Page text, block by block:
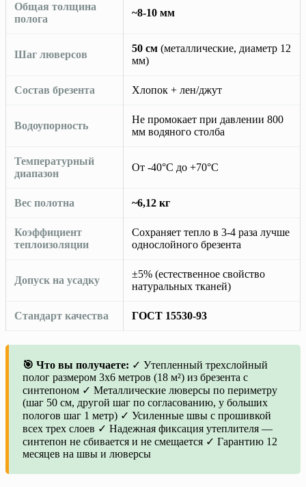
Общая толщина
полога
~8-10 мм
Шаг люверсов
50 см (металлические, диаметр 12
мм)
Состав брезента Хлопок + лен/джут
Водоупорность
Не промокает при давлении 800
мм водяного столба
Температурный
диапазон
От -40°C до +70°C
Вес полотна ~6,12 кг
Коэффициент
теплоизоляции
Сохраняет тепло в 3-4 раза лучше
однослойного брезента
Допуск на усадку
±5% (естественное свойство
натуральных тканей)
Стандарт качества ГОСТ 15530-93
🎯 Что вы получаете: ✓ Утепленный трехслойный
полог размером 3х6 метров (18 м²) из брезента с
синтепоном ✓ Металлические люверсы по периметру
(шаг 50 см, другой шаг по согласованию, у больших
пологов шаг 1 метр) ✓ Усиленные швы с прошивкой
всех трех слоев ✓ Надежная фиксация утеплителя —
синтепон не сбивается и не смещается ✓ Гарантию 12
месяцев на швы и люверсы